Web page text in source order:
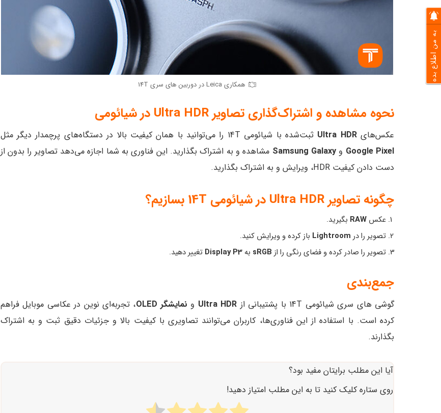
همکاری Leica در دوربین های سری 14T
نحوه مشاهده و اشتراک‌گذاری تصاویر Ultra HDR در شیائومی
عکس‌هایUltra HDR ثبت‌شده با شیائومی 14T را می‌توانید با همان کیفیت بالا در دستگاه‌های پرچمدار دیگر مثل
Google Pixel و Samsung Galaxy مشاهده و به اشتراک بگذارید. این فناوری به شما اجازه می‌دهد تصاویر را بدون از
دست دادن کیفیت HDR، ویرایش و به اشتراک بگذارید.
چگونه تصاویر Ultra HDR در شیائومی 14T بسازیم؟
عکس RAW بگیرید.
تصویر را در Lightroom باز کرده و ویرایش کنید.
تصویر را صادر کرده و فضای رنگی را از sRGB بهDisplay P3 تغییر دهید.
جمع‌بندی
گوشی های سری شیائومی 14T با پشتیبانی از Ultra HDR و نمایشگر OLED
، تجربه‌ای نوین در عکاسی موبایل فراهم
کرده است. با استفاده از این فناوری‌ها، کاربران می‌توانند تصاویری با کیفیت بالا و جزئیات دقیق ثبت و به اشتراک
بگذارند.
آیا این مطلب برایتان مفید بود؟
روی ستاره کلیک کنید تا به این مطلب امتیاز دهید!
به من اطلاع بده